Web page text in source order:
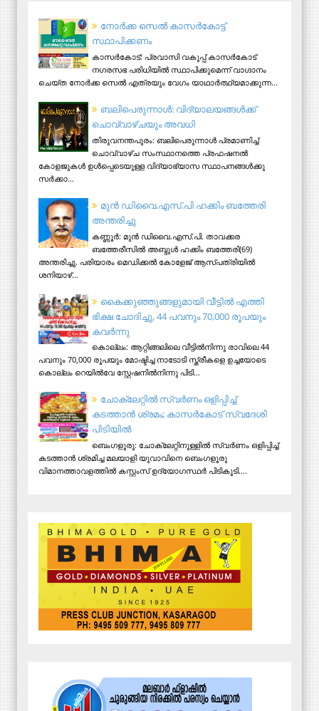
നോര്‍ക്ക സെല്‍ കാസര്‍കോട്ട്
സ്ഥാപിക്കണം
കാസര്‍കോട്: പ്രവാസി വകുപ്പ് കാസര്‍കോട്
നഗരസഭ പരിധിയില്‍ സ്ഥാപിക്കുമെന്ന് വാഗ്ദാനം
ചെയ്ത നോര്‍ക്ക സെല്‍ എത്രയും വേഗം യാഥാര്‍ത്ഥ്യമാക്കുന്ന...
ബലിപെരുന്നാള്‍: വിദ്യാലയങ്ങള്‍ക്ക്
ചൊവ്വാഴ്ചയും അവധി
തിരുവനന്തപുരം: ബലിപെരുന്നാള്‍ പ്രമാണിച്ച്
ചൊവ്വാഴ്ച സംസ്ഥാനത്തെ പ്രഫഷനല്‍
കോളജുകള്‍ ഉള്‍പ്പെടെയുള്ള വിദ്യാഭ്യാസ സ്ഥാപനങ്ങള്‍ക്കു
സര്‍ക്കാ...
മുന്‍ ഡിവൈ.എസ്.പി ഹക്കിം ബത്തേരി
അന്തരിച്ചു
കണ്ണൂര്‍: മുന്‍ ഡിവൈ.എസ്.പി. താവക്കര
ബത്തേരീസില്‍ അബ്ദുള്‍ ഹക്കിം ബത്തേരി(69)
അന്തരിച്ചു. പരിയാരം മെഡിക്കല്‍ കോളേജ് ആസ്​പത്രിയില്‍
ശനിയാഴ്...
കൈക്കുഞ്ഞുങ്ങളുമായി വീട്ടിൽ എത്തി
ഭിക്ഷ ചോദിച്ചു, 44 പവനും 70,000 രൂപയും
കവർന്നു
കൊല്ലം: ആറ്റിങ്ങലിലെ വീട്ടിൽനിന്നു രാവിലെ 44
പവനും 70,000 രൂപയും മോഷ്ടിച്ച നാടോടി സ്ത്രീകളെ ഉച്ചയോടെ
കൊല്ലം റെയിൽവേ സ്റ്റേഷനിൽനിന്നു പിടി...
ചോക്ലേറ്റിൽ സ്വർണം ഒളിപ്പിച്ച്
കടത്താൻ ശ്രമം; കാസർകോട് സ്വദേശി
പിടിയില്‍
ബെംഗളൂരു: ചോക്ലേറ്റിനുള്ളിൽ സ്വർണം ഒളിപ്പിച്ച്
കടത്താൻ ശ്രമിച്ച മലയാളി യുവാവിനെ ബെംഗളൂരു
വിമാനത്താവളത്തിൽ കസ്റ്റംസ് ഉദ്യോഗസ്ഥർ പിടികൂടി....